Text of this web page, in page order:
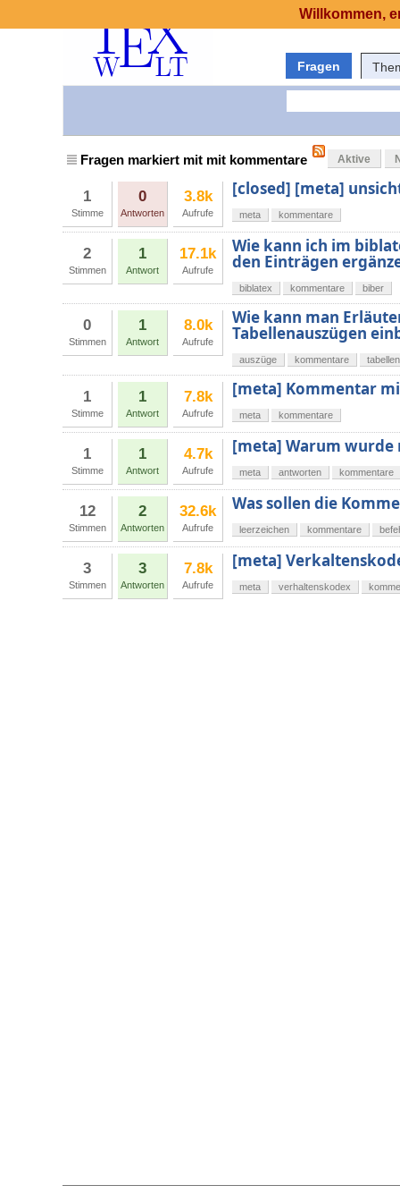
Fragen
Fragen markiert mit mit kommentare Aktive
1
Stimme
0
Antworten
3.8k
Aufrufe
[closed] [meta]
meta kommentare
2
Stimmen
1
Antwort
17.1k
Aufrufe
Wie kann ich im
den Einträgen
biblatex kommentare biber
0
Stimmen
1
Antwort
8.0k
Aufrufe
Wie kann man
Tabellenauszügen
auszüge kommentare tabellen
1
Stimme
1
Antwort
7.8k
Aufrufe
[meta] Kommentar
meta kommentare
1
Stimme
1
Antwort
4.7k
Aufrufe
[meta] Warum
meta antworten kommentare
12
Stimmen
2
Antworten
32.6k
Aufrufe
Was sollen die
leerzeichen kommentare
3
Stimmen
3
Antworten
7.8k
Aufrufe
[meta]
meta verhaltenskodex
Willkommen,